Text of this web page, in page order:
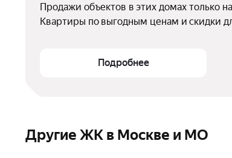
Продажи объектов в этих домах только
Квартиры по выгодным ценам и скидки
Подробнее
Другие ЖК в Москве и МО